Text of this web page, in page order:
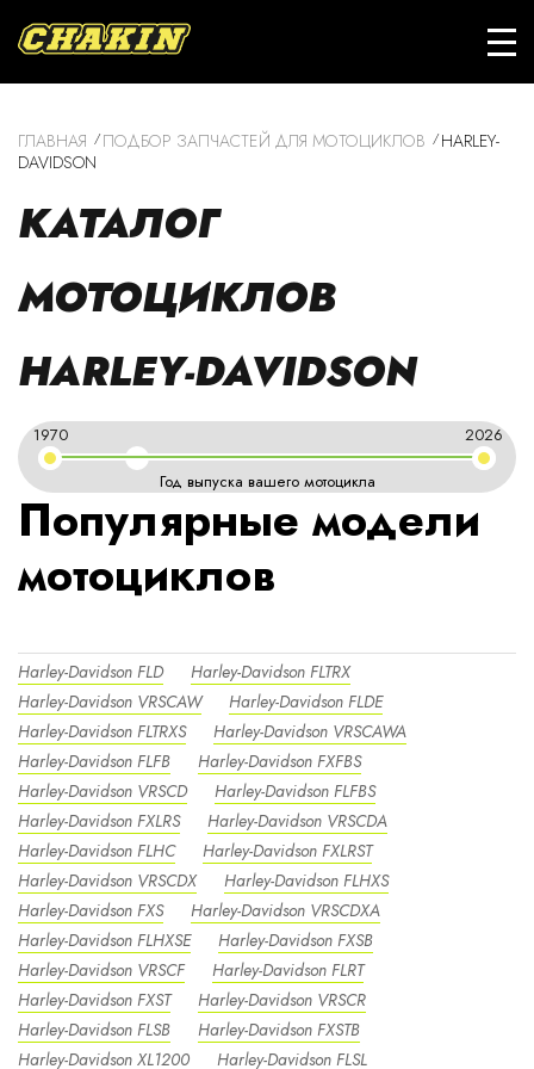
ГЛАВНАЯ ПОДБОР ЗАПЧАСТЕЙ ДЛЯ МОТОЦИКЛОВ
HARLEY-
DAVIDSON
КАТАЛОГ
МОТОЦИКЛОВ
HARLEY-DAVIDSON
1970 2026
Год выпуска вашего мотоцикла
Популярные модели
мотоциклов
Harley-Davidson FLD
Harley-Davidson FLTRX
Harley-Davidson VRSCAW
Harley-Davidson FLDE
Harley-Davidson FLTRXS
Harley-Davidson VRSCAWA
Harley-Davidson FLFB
Harley-Davidson FXFBS
Harley-Davidson VRSCD
Harley-Davidson FLFBS
Harley-Davidson FXLRS
Harley-Davidson VRSCDA
Harley-Davidson FLHC
Harley-Davidson FXLRST
Harley-Davidson VRSCDX
Harley-Davidson FLHXS
Harley-Davidson FXS
Harley-Davidson VRSCDXA
Harley-Davidson FLHXSE
Harley-Davidson FXSB
Harley-Davidson VRSCF
Harley-Davidson FLRT
Harley-Davidson FXST
Harley-Davidson VRSCR
Harley-Davidson FLSB
Harley-Davidson FXSTB
Harley-Davidson XL1200
Harley-Davidson FLSL